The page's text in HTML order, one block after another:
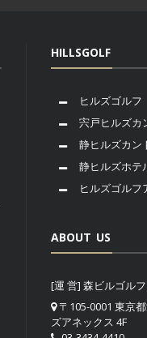
HILLSGOLF
ヒルズゴルフ
宍戸ヒルズカ
静ヒルズカン
静ヒルズホテ
ヒルズゴルフ
ABOUT US
[運 営] 森ビルゴル
〒105-0001 東京
ズアネックス 4F